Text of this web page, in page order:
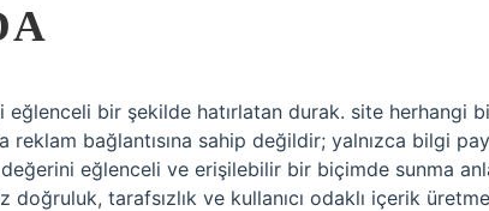
eğlenceli bir şekilde hatırlatan durak. site herhangi
bağlantısına sahip değildir; yalnızca bilgi
değerini eğlenceli ve erişilebilir bir biçimde sunma
tarafsızlık ve kullanıcı odaklı içerik